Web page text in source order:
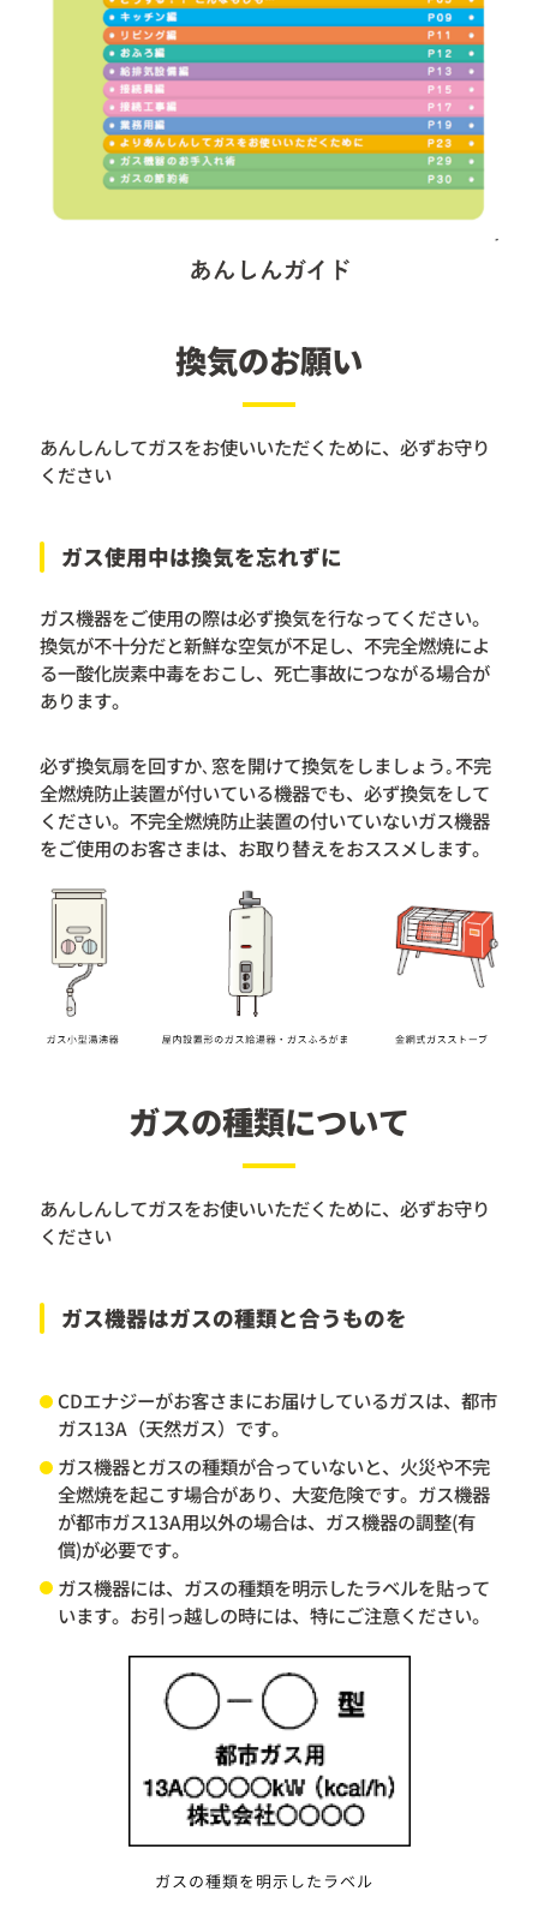
換気のお願い
あんしんしてガスをお使いいただくために、必ずお守り
ください
ガス使用中は換気を忘れずに
ガス機器をご使用の際は必ず換気を行なってください。
換気が不十分だと新鮮な空気が不足し、不完全燃焼によ
る一酸化炭素中毒をおこし、死亡事故につながる場合が
あります。
必ず換気扇を回すか､窓を開けて換気をしましょう｡不完
全燃焼防止装置が付いている機器でも、必ず換気をして
ください。不完全燃焼防止装置の付いていないガス機器
をご使用のお客さまは、お取り替えをおススメします。
ガスの種類について
あんしんしてガスをお使いいただくために、必ずお守り
ください
ガス機器はガスの種類と合うものを
CDエナジーがお客さまにお届けしているガスは、都市
ガス13A（天然ガス）です。
ガス機器とガスの種類が合っていないと、火災や不完
全燃焼を起こす場合があり、大変危険です。ガス機器
が都市ガス13A用以外の場合は、ガス機器の調整(有
償)が必要です。
ガス機器には、ガスの種類を明示したラベルを貼って
います。お引っ越しの時には、特にご注意ください。